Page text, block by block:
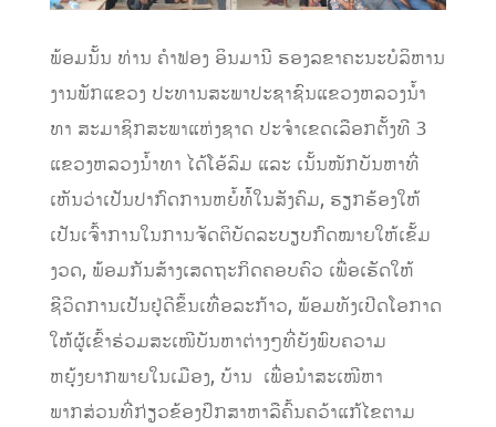
ພ້ອມນັ້ນ ທ່ານ ຄຳຟອງ ອິນມານີ ຮອງລຂາຄະນະບໍລິຫານ
ງານພັກແຂວງ ປະທານສະພາປະຊາຊົນແຂວງຫລວງນໍ້າ
ທາ ສະມາຊິກສະພາແຫ່ງຊາດ ປະຈຳເຂດເລືອກຕັ້ງທີ 3
ແຂວງຫລວງນໍ້າທາ ໄດ້ໂອ້ລົມ ແລະ ເນັ້ນໜັກບັນຫາທີ່
ເຫັນວ່າເປັນປາກົດການຫຍໍ້ທໍ້້ໃນສັງຄົມ, ຮຽກຮ້ອງໃຫ້
ເປັນເຈົ້າການໃນການຈັດຕິບັດລະບຽບກົດໝາຍໃຫ້ເຂັ້ມ
ງວດ, ພ້ອມກັນສ້າງເສດຖະກິດຄອບຄົວ ເພື່ອເຮັດໃຫ້
ຊີວິດການເປັນຢູ່ດີຂຶ້ນເທື່ອລະກ້າວ, ພ້ອມທັງເປີດໂອກາດ
ໃຫ້ຜູ້ເຂົ້າຮ່ວມສະເໜີບັນຫາຕ່າງໆທີ່ຍັງພົບຄວາມ
ຫຍຸ້ງຍາກພາຍໃນເມືອງ, ບ້ານ ເພື່ອນຳສະເໜີຫາ
ພາກສ່ວນທີ່ກ່ຽວຂ້ອງປຶກສາຫາລືຄົ້ນຄວ້າແກ້ໄຂຕາມ